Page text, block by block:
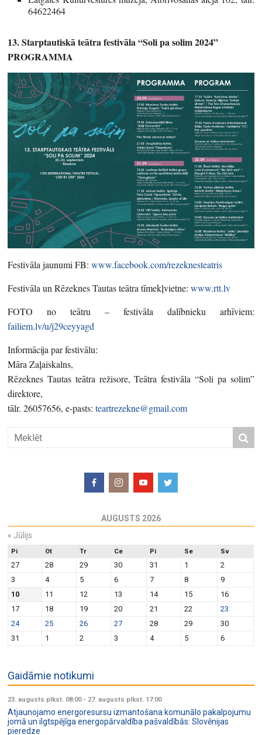
64622464
13. Starptautiskā teātra festivāla “Soli pa solim 2024”
PROGRAMMA
Festivāla jaunumi FB:www.facebook.com/rezeknesteatris
Festivāla un Rēzeknes Tautas teātra tīmekļvietne:www.rtt.lv
FOTO no teātru – festivāla dalībnieku arhīviem:
failiem.lv/u/j29ceyyagd
Informācija par festivālu:
Māra Zaļaiskalns,
Rēzeknes Tautas teātra režisore, Teātra festivāla “Soli pa solim”
direktore,
tālr. 26057656, e-pasts:teartrezekne@gmail.com
AUGUSTS 2026
« Jūlijs
Pi Ot Tr Ce Pi Se Sv
27 28 29 30 31 1
2
3
4 5 6 7 8
9
10
11 12 13 14 15
16
17
18 19 20 21 22
23
24
25 26 27 28 29
30
31
1 2 3 4 5 6
Gaidāmie notikumi
23. augusts plkst. 08:00- 27. augusts plkst. 17:00
Atjaunojamo energoresursu izmantošana komunālo pakalpojumu
jomā un ilgtspējīga energopārvaldība pašvaldībās: Slovēnijas
pieredze